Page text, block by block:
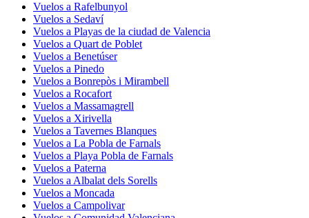
Vuelos a Rafelbunyol
Vuelos a Sedaví
Vuelos a Playas de la ciudad de Valencia
Vuelos a Quart de Poblet
Vuelos a Benetúser
Vuelos a Pinedo
Vuelos a Bonrepòs i Mirambell
Vuelos a Rocafort
Vuelos a Massamagrell
Vuelos a Xirivella
Vuelos a Tavernes Blanques
Vuelos a La Pobla de Farnals
Vuelos a Playa Pobla de Farnals
Vuelos a Paterna
Vuelos a Albalat dels Sorells
Vuelos a Moncada
Vuelos a Campolivar